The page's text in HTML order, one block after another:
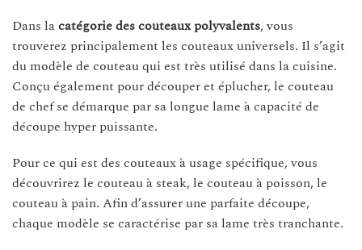
Dans lacatégorie des couteaux polyvalents, vous
trouverez principalement les couteaux universels. Il s’agit
du modèle de couteau qui est très utilisé dans la cuisine.
Conçu également pour découper et éplucher, le couteau
de chef se démarque par sa longue lame à capacité de
découpe hyper puissante.
Pour ce qui est des couteaux à usage spécifique, vous
découvrirez le couteau à steak, le couteau à poisson, le
couteau à pain. Afin d’assurer une parfaite découpe,
chaque modèle se caractérise par sa lame très tranchante.